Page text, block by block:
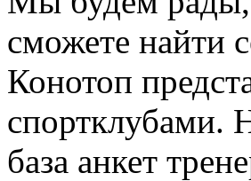
сможете найти
Конотоп
спортклубами.
база анкет